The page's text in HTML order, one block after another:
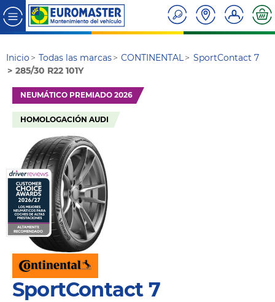
Inicio Todas las marcas CONTINENTAL
SportContact 7
285/30 R22 101Y
NEUMÁTICO PREMIADO 2026
HOMOLOGACIÓN AUDI
SportContact 7